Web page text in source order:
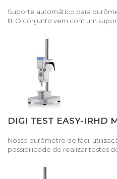
Suporte automático para
III. O conjunto vem com um
DIGI TEST EASY-IRHD
Nosso durômetro de fácil
possibilidade de realizar testes de